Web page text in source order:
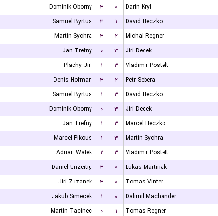
Dominik Oborny
۳ ۰
Darin Kryl
Samuel Byrtus
۳ ۱
David Heczko
Martin Sychra
۳ ۲
Michal Regner
Jan Trefny
۰ ۳
Jiri Dedek
Plachy Jiri
۱ ۳
Vladimir Postelt
Denis Hofman
۳ ۲
Petr Sebera
Samuel Byrtus
۱ ۳
David Heczko
Dominik Oborny
۰ ۳
Jiri Dedek
Jan Trefny
۱ ۳
Marcel Heczko
Marcel Pikous
۱ ۳
Martin Sychra
Adrian Walek
۲ ۳
Vladimir Postelt
Daniel Unzeitig
۳ ۰
Lukas Martinak
Jiri Zuzanek
۳ ۰
Tomas Vinter
Jakub Simecek
۱ ۰
Dalimil Machander
Martin Tacinec
۰ ۱
Tomas Regner